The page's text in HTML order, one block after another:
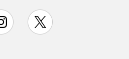
instagram